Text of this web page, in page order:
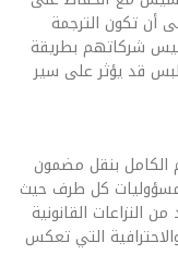
أن تكون الترجمة
شركاتهم بطريقة
قد يؤثر على سير
الكامل بنقل مضمون
كل طرف حيث
النزاعات القانونية
التي تعكس